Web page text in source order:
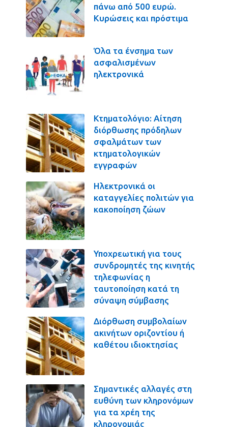
πάνω από 500 ευρώ.
Κυρώσεις και πρόστιμα
Όλα τα ένσημα των
ασφαλισμένων
ηλεκτρονικά
Κτηματολόγιο: Αίτηση
διόρθωσης πρόδηλων
σφαλμάτων των
κτηματολογικών
εγγραφών
Ηλεκτρονικά οι
καταγγελίες πολιτών για
κακοποίηση ζώων
Υποχρεωτική για τους
συνδρομητές της κινητής
τηλεφωνίας η
ταυτοποίηση κατά τη
σύναψη σύμβασης
Διόρθωση συμβολαίων
ακινήτων οριζοντίου ή
καθέτου ιδιοκτησίας
Σημαντικές αλλαγές στη
ευθύνη των κληρονόμων
για τα χρέη της
κληρονομιάς